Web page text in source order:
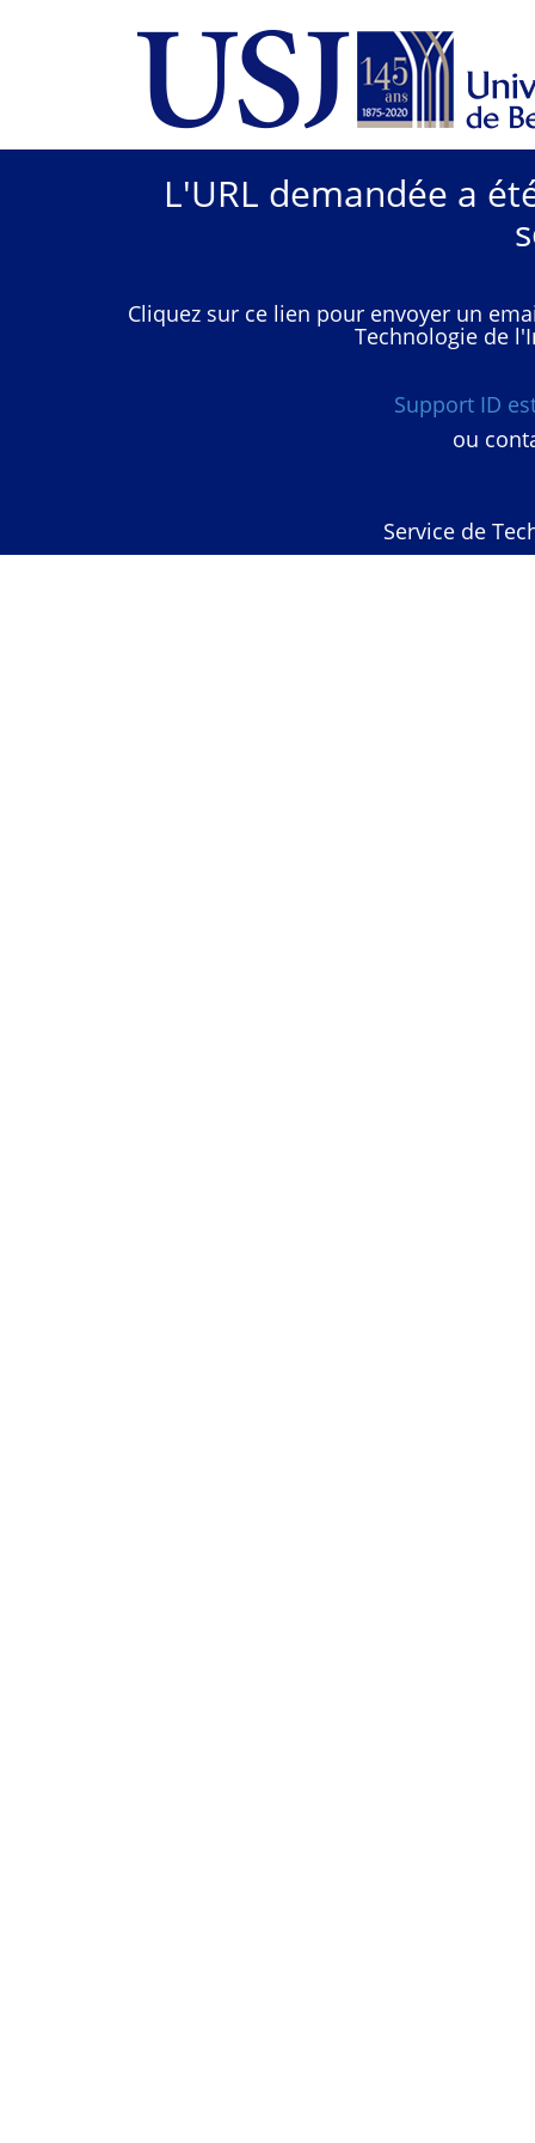
L'URL demandée a
Cliquez sur ce lien pour envoyer un
Technologie de
Support ID
ou
Service de